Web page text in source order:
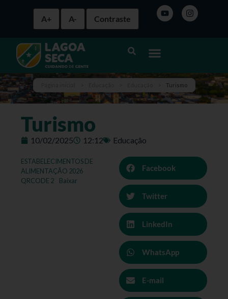
A+ A- Contraste
Turismo
Turismo
10/02/2025 12:12 Educação
ESTABELECIMENTOS DE
ALIMENTAÇÃO 2026
QRCODE 2
Baixar
Facebook
Twitter
LinkedIn
WhatsApp
E-mail